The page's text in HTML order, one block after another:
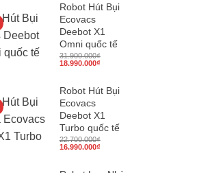
12.490.000₫.
Robot Hút Bụi
Ecovacs
Deebot X1
Omni quốc tế
31.900.000₫
Giá
18.990.000₫Giá
18.990.000₫.
Robot Hút Bụi
Ecovacs
Deebot X1
Turbo quốc tế
22.700.000₫
Giá
16.990.000₫Giá